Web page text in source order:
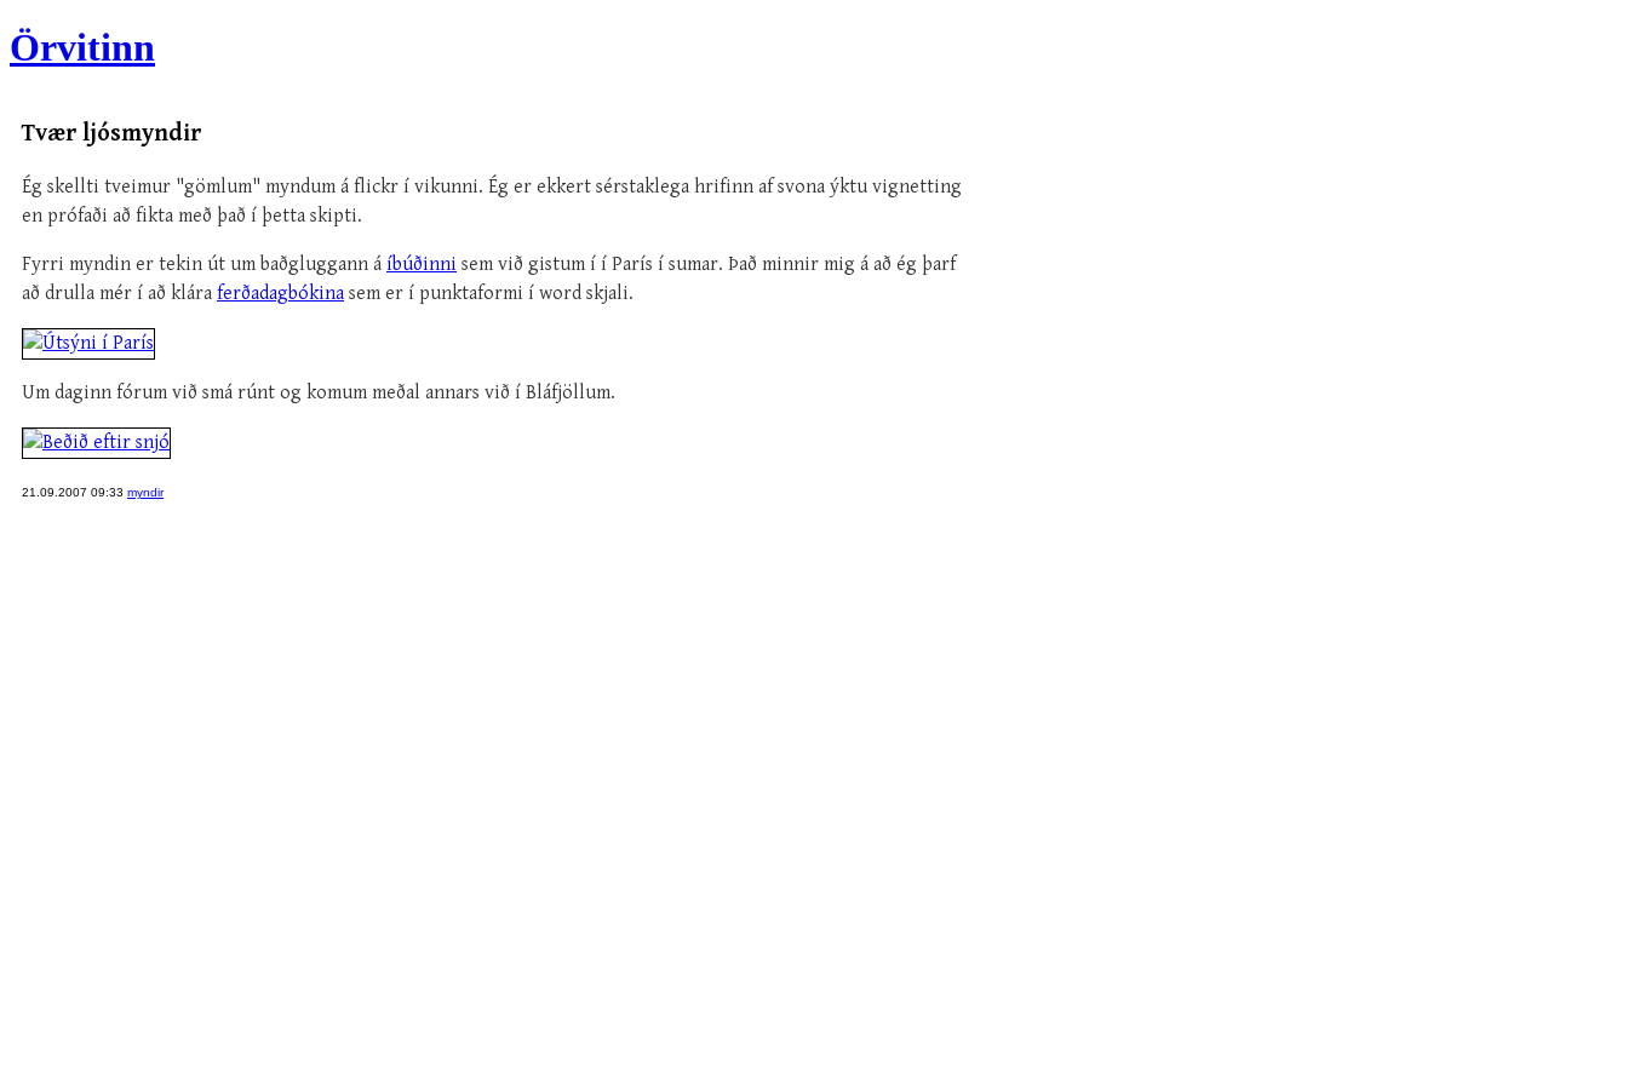
Örvitinn
Tvær ljósmyndir
Ég skellti tveimur "gömlum" myndum á flickr í vikunni. Ég er ekkert sérstaklega hrifinn af svona ýktu vignetting
en prófaði að fikta með það í þetta skipti.
Fyrri myndin er tekin út um baðgluggann á íbúðinni sem við gistum í í París í sumar. Það minnir mig á að ég þarf
að drulla mér í að klára ferðadagbókina sem er í punktaformi í word skjali.
Um daginn fórum við smá rúnt og komum meðal annars við í Bláfjöllum.
21.09.2007 09:33 myndir